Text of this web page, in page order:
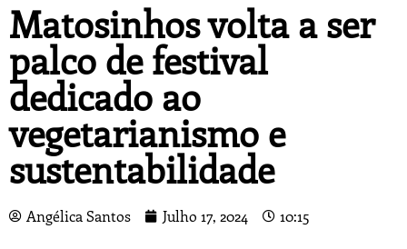
Matosinhos volta a ser
palco de festival
dedicado ao
vegetarianismo e
sustentabilidade
Angélica Santos Julho 17, 2024 10:15